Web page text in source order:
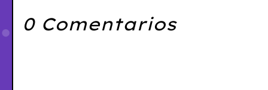
0 Comentarios